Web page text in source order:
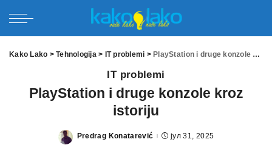
Kako Lako >Tehnologija> IT problemi > PlayStation i druge konzole kroz istoriju
IT problemi
PlayStation i druge konzole kroz
istoriju
Posted
Predrag Konatarević јул 31, 2025